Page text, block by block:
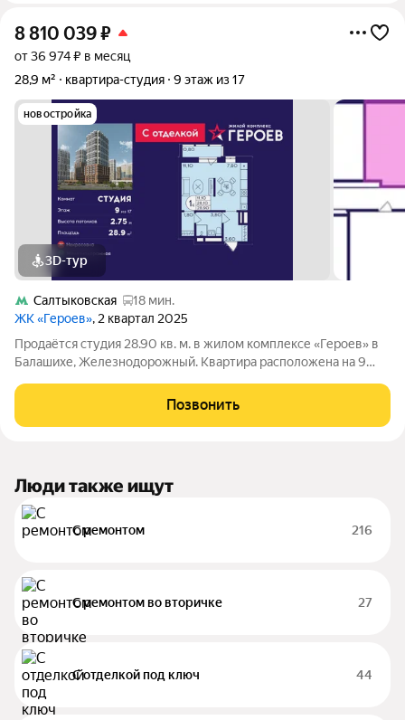
8 810 039₽
от 36 974 ₽ в месяц
28,9 м²
квартира-студия 9 этаж из 17
новостройка
3D-тур
Салтыковская
18 мин.
ЖК «Героев», 2 квартал 2025
Продаётся студия 28.90 кв. м. в жилом комплексе «Героев» в
Балашихе, Железнодорожный. Квартира расположена на 9
минут до центра Москвы. При покупке квартиры в сданном
доме ключи выдаются
Позвонить
Люди также ищут
С ремонтом 216
С ремонтом во вторичке 27
С отделкой под ключ 44